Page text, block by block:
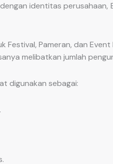
identitas
Festival, Pameran, dan Event
melibatkan jumlah
digunakan sebagai: